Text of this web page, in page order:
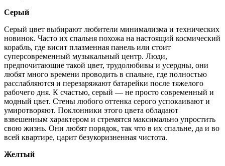
Серый
Серый цвет выбирают любители минимализма и технических
новинок. Часто их спальня похожа на настоящий космический
корабль, где висит плазменная панель или стоит
суперсовременный музыкальный центр. Люди,
предпочитающие такой цвет, трудолюбивы и усердны, они
любят много времени проводить в спальне, где полностью
расслабляются и перезаряжают батарейки после тяжелого
рабочего дня. К счастью, серый — не просто современный и
модный цвет. Стены любого оттенка серого успокаивают и
умиротворяют. Поклонники этого цвета обладают
взвешенным характером и стремятся максимально упростить
свою жизнь. Они любят порядок, так что в их спальне, да и во
всей квартире, царит безукоризненная чистота.
Желтый